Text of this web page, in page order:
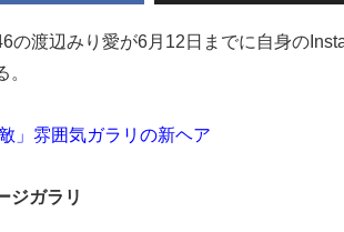
の渡辺みり愛が6月12日までに自身の
」雰囲気ガラリの新ヘア
ジガラリ